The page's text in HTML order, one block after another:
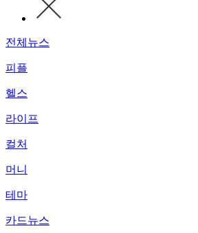
전체뉴스
피플
헬스
라이프
컬처
머니
테마
카드뉴스